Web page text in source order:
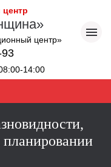
центр
центр»
14:00